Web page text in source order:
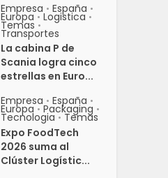
Empresa • España •
Europa • Logistica •
Temas •
Transportes
La cabina P de
Scania logra cinco
estrellas en Euro...
Empresa • España •
Europa • Packaging •
Tecnologia • Temas
Expo FoodTech
2026 suma al
Clúster Logístic...